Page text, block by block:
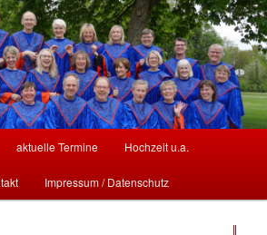
Stormarn
aktuelle Termine Hochzeit u.a.
Impressum / Datenschutz